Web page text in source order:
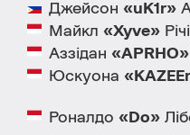
Джейсон «uK1r»
Майкл «Xyve»
Аззідан «APRHO»
Юскуона
Роналдо «Do»